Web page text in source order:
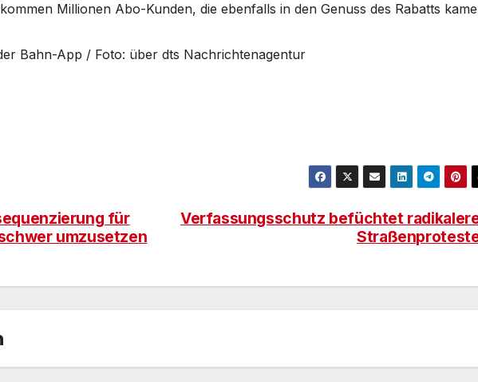
Millionen Abo-Kunden, die ebenfalls in den Genuss des Rabatts
Bahn-App / Foto: über dts Nachrichtenagentur
Verfassungsschutz befüchtet
für
umzusetzen